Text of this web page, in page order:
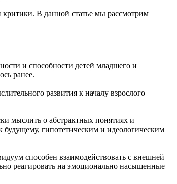
критики. В данной статье мы рассмотрим
и способности детей младшего и
ранее.
развития к началу взрослого
мыслить о абстрактных понятиях и
будущему, гипотетическим и идеологическим
способен взаимодействовать с внешней
реагировать на эмоционально насыщенные